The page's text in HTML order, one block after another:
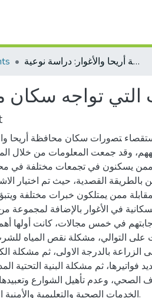
واقع الصعوبات والتحديات التي تواجه سكان محافظة أريحا والأغوار: دراسة نوعية.
ﺘﺼﻭﺭﺍﺕ سكان محافظة أريحا
وقد جمعت المعلومات من خلال
مع 22 مواطنا ممن يسكنون في تجمعات مختلفة
بالطريقة القصدية، حيث تم اختيار
ممن يمتلكون خبرات مختلفة
في الأغوار بالإضافة لمجموعة
في خمس مجالات، كانت أولها
على التوالي، مشكلة نقص المياه
الزراعة بالدرجة الاولى، ثم مشكلة
فواتيرها، ثم مشكلة البنية التحتية
وعدم تأهيل الشوارع
الخدمات الصحية والتعليمية والأمنية